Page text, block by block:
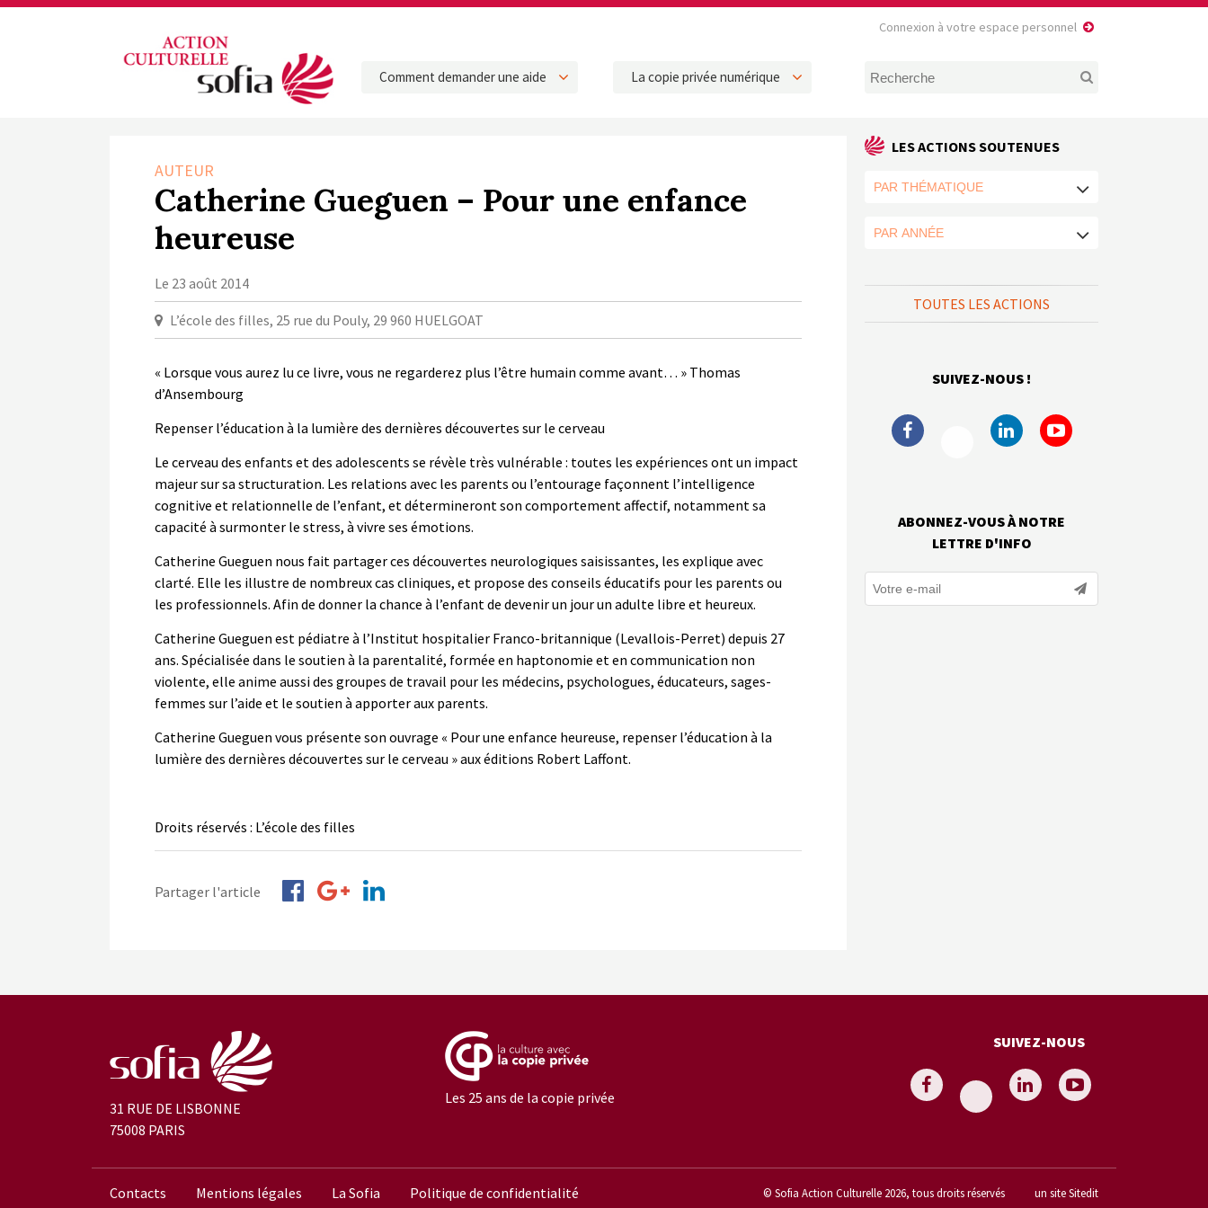
Comment demander une aide La copie privée numérique
Connexion à votre espace personnel
AUTEUR
Catherine Gueguen – Pour une enfance
heureuse
Le 23 août 2014
L’école des filles, 25 rue du Pouly, 29 960 HUELGOAT
« Lorsque vous aurez lu ce livre, vous ne regarderez plus l’être humain comme avant… » Thomas
d’Ansembourg
Repenser l’éducation à la lumière des dernières découvertes sur le cerveau
Le cerveau des enfants et des adolescents se révèle très vulnérable : toutes les expériences ont un impact
majeur sur sa structuration. Les relations avec les parents ou l’entourage façonnent l’intelligence
cognitive et relationnelle de l’enfant, et détermineront son comportement affectif, notamment sa
capacité à surmonter le stress, à vivre ses émotions.
Catherine Gueguen nous fait partager ces découvertes neurologiques saisissantes, les explique avec
clarté. Elle les illustre de nombreux cas cliniques, et propose des conseils éducatifs pour les parents ou
les professionnels. Afin de donner la chance à l’enfant de devenir un jour un adulte libre et heureux.
Catherine Gueguen est pédiatre à l’Institut hospitalier Franco-britannique (Levallois-Perret) depuis 27
ans. Spécialisée dans le soutien à la parentalité, formée en haptonomie et en communication non
violente, elle anime aussi des groupes de travail pour les médecins, psychologues, éducateurs, sages-
femmes sur l’aide et le soutien à apporter aux parents.
Catherine Gueguen vous présente son ouvrage « Pour une enfance heureuse, repenser l’éducation à la
lumière des dernières découvertes sur le cerveau » aux éditions Robert Laffont.
Droits réservés : L’école des filles
Partager l'article
LES ACTIONS SOUTENUES
TOUTES LES ACTIONS
SUIVEZ-NOUS !
ABONNEZ-VOUS À NOTRE
LETTRE D'INFO
31 RUE DE LISBONNE
75008 PARIS
Les 25 ans de la copie privée
SUIVEZ-NOUS
Contacts Mentions légales La Sofia
Politique de confidentialité
© Sofia Action Culturelle 2026, tous droits réservés un site Sitedit